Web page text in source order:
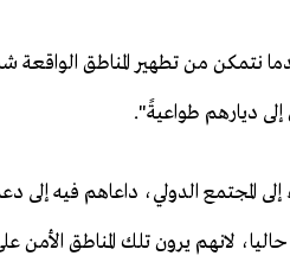
نتمكن من تطهير المناطق الواقعة
ديارهم طواعيةً".
إلى المجتمع الدولي، داعاهم فيه
لانهم يرون تلك المناطق الأمن